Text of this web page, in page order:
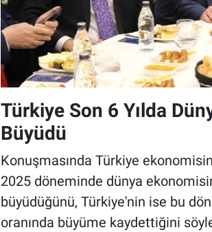
Türkiye Son 6 Yılda
Büyüdü
Konuşmasında Türkiye
2025 döneminde dünya
büyüdüğünü, Türkiye'nin ise bu
oranında büyüme kaydettiğini